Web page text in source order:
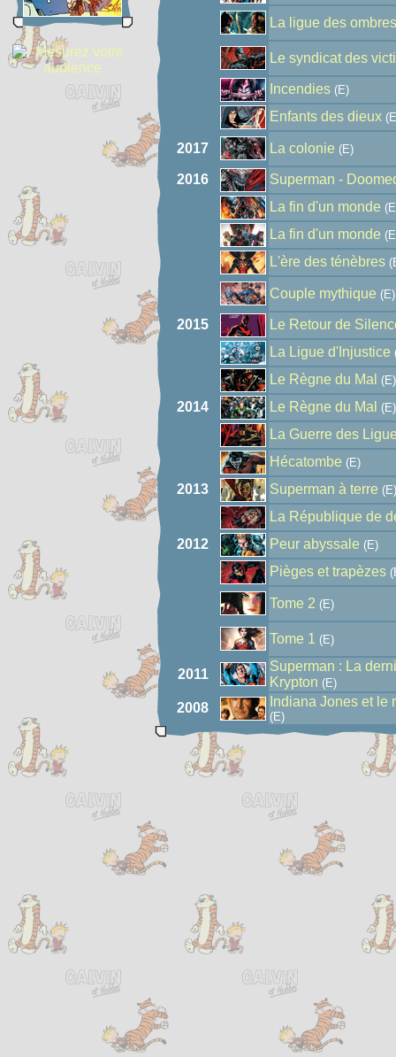
La ligue des ombres
Le syndicat des
Incendies (E)
Enfants des dieux
2017 La colonie (E)
2016
Superman -
La fin d'un monde
La fin d'un monde
L'ère des ténèbres
Couple mythique (E)
2015
Le Retour de
La Ligue d'Injustice
Le Règne du Mal (E)
2014 Le Règne du Mal (E)
La Guerre des
Hécatombe (E)
2013 Superman à terre (E)
La République de
2012
Peur abyssale (E)
Pièges et trapèzes
Tome 2 (E)
Tome 1 (E)
2011
Superman : La
Krypton (E)
2008 Indiana Jones et le
(E)